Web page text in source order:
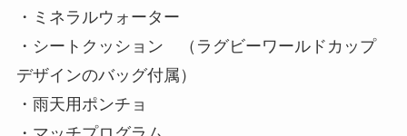
・ミネラルウォーター
・シートクッション （ラグビーワールドカップ
デザインのバッグ付属）
・雨天用ポンチョ